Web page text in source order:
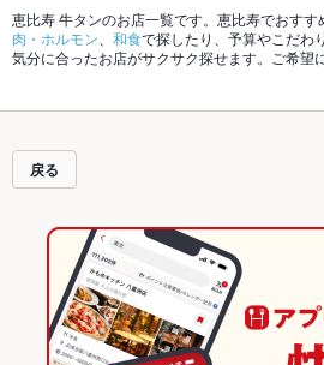
恵比寿 牛タンのお店一覧です。恵比寿でおすす
肉・ホルモン
和食で探したり、予算やこだわ
気分に合ったお店がサクサク探せます。ご希望
ットペッパーグルメなら、お得なクーポンは
あげ、お茶漬け、馬刺しや季節のおすすめ料理
です。友達どうしの飲み会にも、会社の宴会に
得に便利にホットペッパーグルメをご利用くださ
戻る